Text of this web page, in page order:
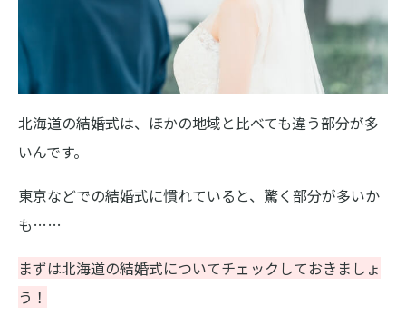
北海道の結婚式は、ほかの地域と比べても違う部分が多
いんです。
東京などでの結婚式に慣れていると、驚く部分が多いか
も……
まずは北海道の結婚式についてチェックしておきましょ
う！